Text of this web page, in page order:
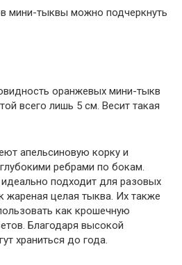
мини-тыквы можно подчеркнуть
оранжевых мини-тыкв
всего лишь 5 см. Весит такая
апельсиновую корку и
ребрами по бокам.
подходит для разовых
жареная целая тыква. Их также
как крошечную
Благодаря высокой
храниться до года.